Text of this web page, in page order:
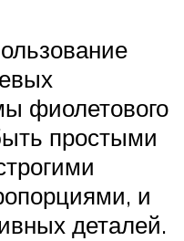
фиолетового
простыми
и
деталей.